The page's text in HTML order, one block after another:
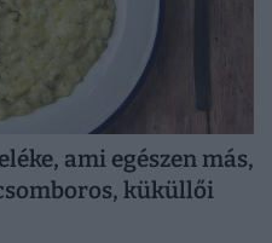
ami egészen más,
küküllői